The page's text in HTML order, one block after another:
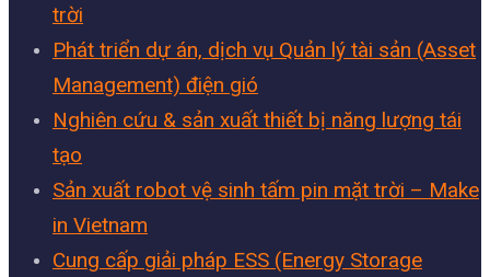
trời
Phát triển dự án, dịch vụ Quản lý tài sản (Asset
Management) điện gió
Nghiên cứu & sản xuất thiết bị năng lượng tái
tạo
Sản xuất robot vệ sinh tấm pin mặt trời – Make
in Vietnam
Cung cấp giải pháp ESS (Energy Storage